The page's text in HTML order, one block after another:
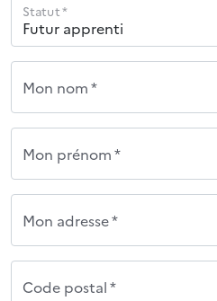
Statut *
Mon nom *
Mon prénom *
Mon adresse *
Code postal *